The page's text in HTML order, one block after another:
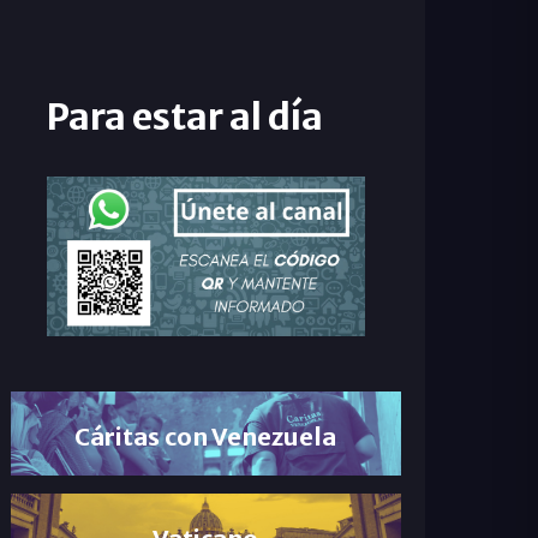
Para estar al día
Cáritas con Venezuela